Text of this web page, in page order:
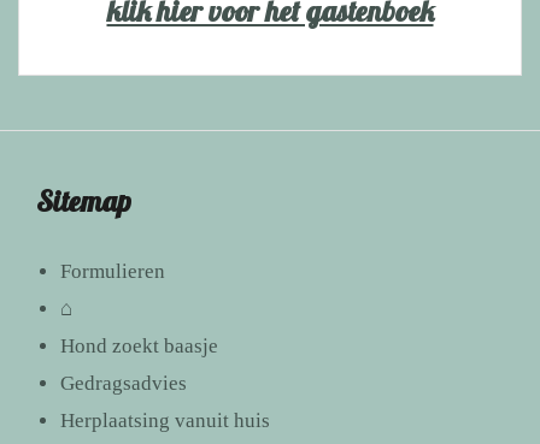
klik hier voor het gastenboek
Sitemap
Formulieren
⌂
Hond zoekt baasje
Gedragsadvies
Herplaatsing vanuit huis